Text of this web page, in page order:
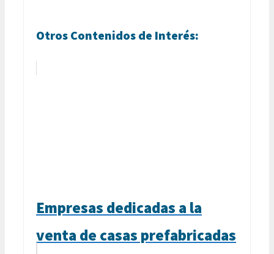
Otros Contenidos de Interés:
Empresas dedicadas a la
venta de casas prefabricadas